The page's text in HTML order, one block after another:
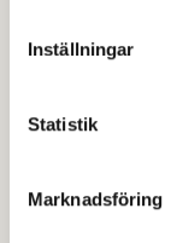
Inställningar
Statistik
Marknadsföring